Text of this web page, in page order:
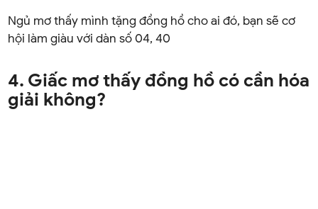
Ngủ mơ thấy mình tặng đồng hồ cho ai đó, bạn sẽ cơ
hội làm giàu với dàn số 04, 40
4. Giấc mơ thấy đồng hồ có cần hóa
giải không?